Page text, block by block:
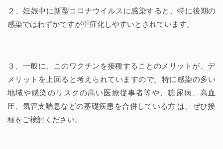
２、妊娠中に新型コロナウイルスに感染すると、特に後期の
感染ではわずかですが重症化しやすいとされています。
３、一般に、このワクチンを接種することのメリットが、デ
メリットを上回ると考えられていますので、特に感染の多い
地域や感染のリスクの高い医療従事者等や、糖尿病、高血
圧、気管支喘息などの基礎疾患を合併している方 は、ぜひ接
種をご検討ください。